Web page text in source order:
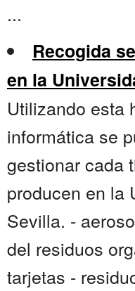
...
Recogida
en la
Utilizando esta
informática se
gestionar cada
producen en la
Sevilla. -
del residuos
tarjetas -